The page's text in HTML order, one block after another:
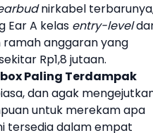
nirkabel
Ear A kelas entry-level
anggaran yang
Rp1,8 jutaan.
Paling Terdampak
dan agak
untuk merekam apa
tersedia dalam empat